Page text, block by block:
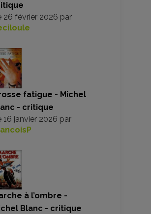
26 février 2026 par
fatigue - Michel
- critique
16 janvier 2026 par
à l’ombre -
Blanc - critique